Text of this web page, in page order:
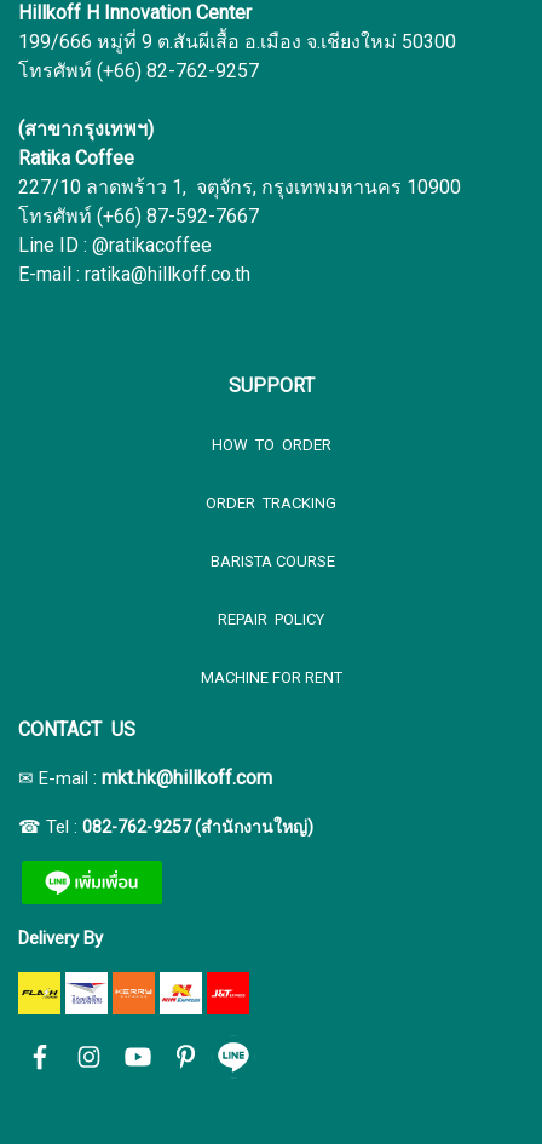
Hillkoff H Innovation Center
199/666 หมู่ที่ 9 ต.สันผีเสื้อ อ.เมือง จ.เชียงใหม่ 50300
โทรศัพท์ (+66) 82-762-9257
(สาขากรุงเทพฯ)
Ratika Coffee
227/10 ลาดพร้าว 1, จตุจักร, กรุงเทพมหานคร 10900
โทรศัพท์ (+66) 87-592-7667
Line ID : @ratikacoffee
E-mail : ratika@hillkoff.co.th
SUPPORT
HOW TO ORDER
ORDER TRACKING
BARISTA COURSE
REPAIR POLICY
MACHINE FOR RENT
CONTACT US
✉ E-mail : mkt.hk@hillkoff.com
☎ Tel : 082-762-9257 (สำนักงานใหญ่)
Delivery By